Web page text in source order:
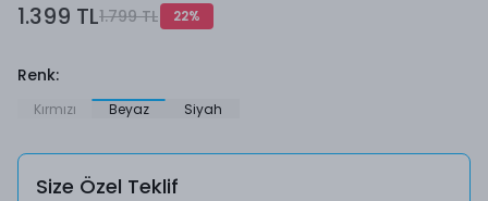
1.399 TL1.799 TL 22%
Renk:
Kırmızı Beyaz Siyah
Size Özel Teklif